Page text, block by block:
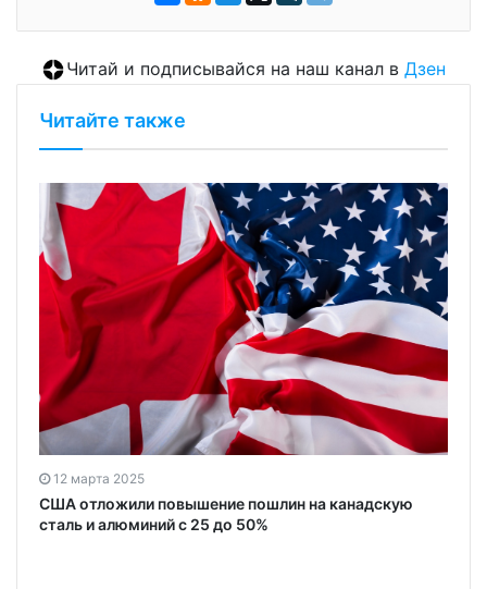
Читай и подписывайся на наш канал в Дзен
Читайте также
12 марта 2025
США отложили повышение пошлин на канадскую
сталь и алюминий с 25 до 50%